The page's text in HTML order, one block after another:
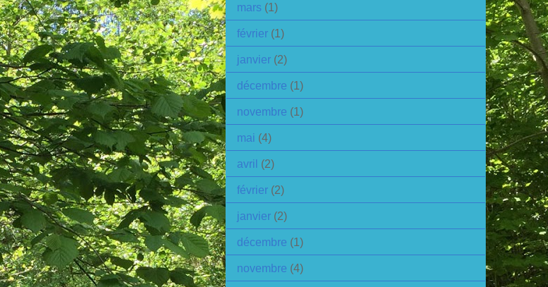
mars (1)
février (1)
janvier (2)
décembre (1)
novembre (1)
mai (4)
avril (2)
février (2)
janvier (2)
décembre (1)
novembre (4)